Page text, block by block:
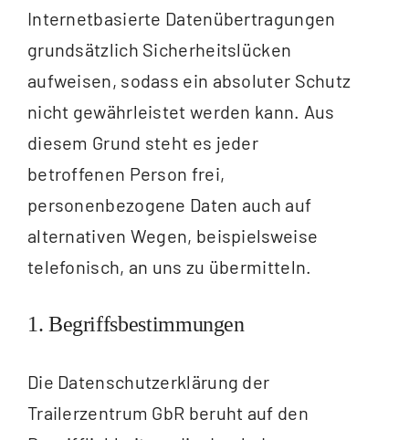
Internetbasierte Datenübertragungen
grundsätzlich Sicherheitslücken
aufweisen, sodass ein absoluter Schutz
nicht gewährleistet werden kann. Aus
diesem Grund steht es jeder
betroffenen Person frei,
personenbezogene Daten auch auf
alternativen Wegen, beispielsweise
telefonisch, an uns zu übermitteln.
1. Begriffsbestimmungen
Die Datenschutzerklärung der
Trailerzentrum GbR beruht auf den